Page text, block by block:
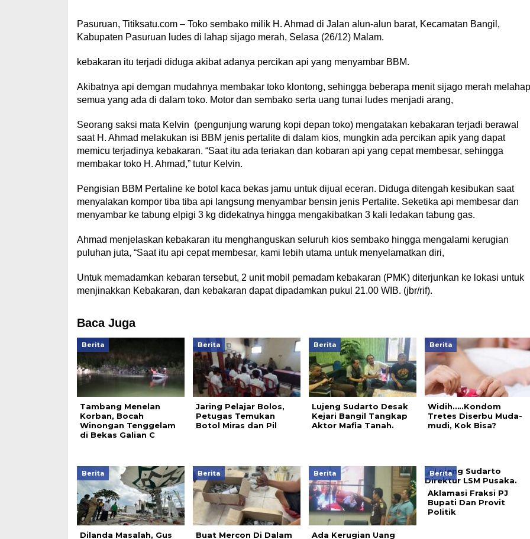
Pasuruan, Titiksatu.com – Toko sembako milik H. Ahmad di Jalan alun-alun barat, Kecamatan Bangil,
Kabupaten Pasuruan ludes di lahap sijago merah, Selasa (26/12) Malam.
kebakaran itu terjadi diduga akibat adanya percikan api yang menyambar BBM.
Akibatnya api demgan mudahnya membakar toko klontong, sehingga beberapa menit sijago merah melahap
semua yang ada di dalam toko. Motor dan sembako serta uang tunai ludes menjadi arang,
Seorang saksi mata Kelvin (pengunjung warung kopi depan toko) mengatakan kebakaran terjadi berawal
saat H. Ahmad melakukan isi BBM jenis pertalite di dalam kios, mungkin ada percikan apik yang dapat
memicu terjadinya kebakaran. “Saat itu ada teriakan dan kobaran api yang cepat membesar, sehingga
membakar toko H. Ahmad,” tutur Kelvin.
Pengisian BBM Pertaline ke botol kaca bekas jamu untuk dijual eceran. Diduga ditengah kesibukan saat
menyalakan kompor tiba tiba api langsung menyambar bensin jenis Pertalite. Seketika api membesar dan
menyambar ke tabung elpigi 3 kg didekatnya hingga mengakibatkan 3 kali ledakan tabung gas.
Ahmad menjelaskan kebakaran itu menghanguskan seluruh kios sembako hingga mengalami kerugian
puluhan juta, “Saat itu api cepat membesar, kami lebih utama untuk menyelamatkan diri,
Untuk memadamkan kebaran tersebut, 2 unit mobil pemadam kebakaran (PMK) diterjunkan ke lokasi untuk
menjinakkan Kebakaran, dan kebakaran dapat dipadamkan pukul 21.00 WIB. (jbr/rif).
Baca Juga
Berita
Tambang Menelan
Korban, Bocah
Winongan Tenggelam
di Bekas Galian C
Berita
Jaring Pelajar Bolos,
Petugas Temukan
Botol Miras dan Pil
Berita
Lujeng Sudarto Desak
Kejari Bangil Tangkap
Aktor Mafia Tanah.
Berita
Widih…..Kondom
Tretes Diserbu Muda-
mudi, Kok Bisa?
Berita
Dilanda Masalah, Gus
Berita
Buat Mercon Di Dalam
Berita
Ada Kerugian Uang
Berita
Aklamasi Fraksi PJ
Bupati Dan Provit
Politik